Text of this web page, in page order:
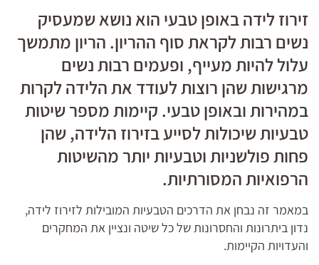
זירוז לידה באופן טבעי הוא נושא שמעסיק
נשים רבות לקראת סוף ההריון. הריון מתמשך
עלול להיות מעייף, ופעמים רבות נשים
מרגישות שהן רוצות לעודד את הלידה לקרות
במהירות ובאופן טבעי. קיימות מספר שיטות
טבעיות שיכולות לסייע בזירוז הלידה, שהן
פחות פולשניות וטבעיות יותר מהשיטות
הרפואיות המסורתיות.
במאמר זה נבחן את הדרכים הטבעיות המובילות לזירוז לידה,
נדון ביתרונות והחסרונות של כל שיטה ונציין את המחקרים
והעדויות הקיימות.